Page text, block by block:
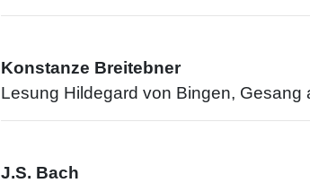
Konstanze Breitebner
Lesung Hildegard von Bingen, Gesang
J.S. Bach